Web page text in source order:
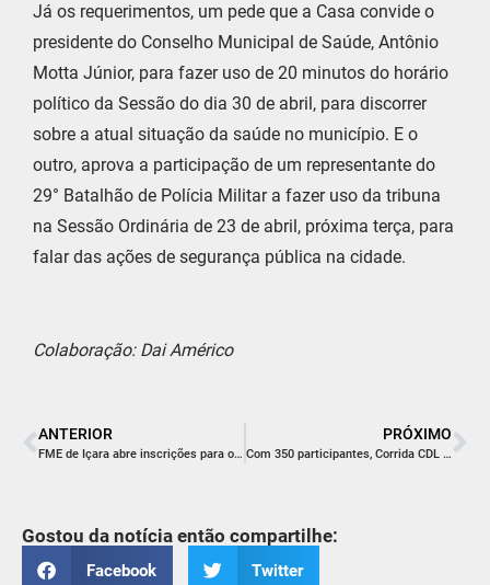
Já os requerimentos, um pede que a Casa convide o
presidente do Conselho Municipal de Saúde, Antônio
Motta Júnior, para fazer uso de 20 minutos do horário
político da Sessão do dia 30 de abril, para discorrer
sobre a atual situação da saúde no município. E o
outro, aprova a participação de um representante do
29° Batalhão de Polícia Militar a fazer uso da tribuna
na Sessão Ordinária de 23 de abril, próxima terça, para
falar das ações de segurança pública na cidade.
Colaboração: Dai Américo
ANTERIOR
FME de Içara abre inscrições para o Campeonato Interfirmas de Futsal
PRÓXIMO
Com 350 participantes, Corrida CDL chega à capacidade máxima na segunda edição
Gostou da notícia então compartilhe:
Facebook Twitter